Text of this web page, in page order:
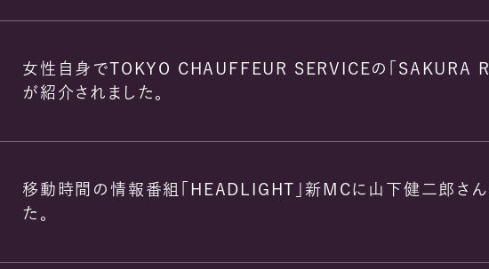
女性自身でTOKYO CHAUFFEUR SERVICEの「SAKURA
が紹介されました。
移動時間の情報番組「HEADLIGHT」新MCに山下健二郎さん
た。